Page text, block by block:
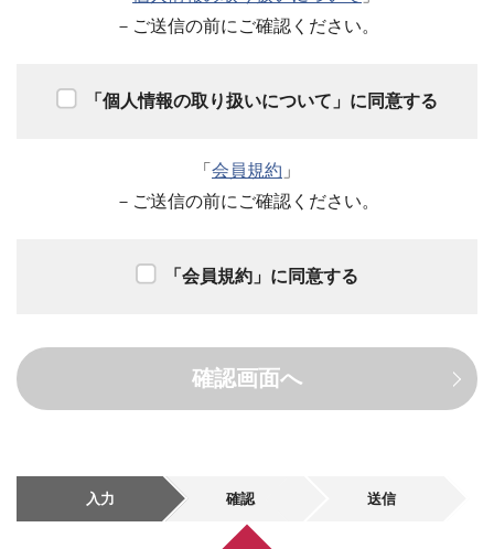
－ご送信の前にご確認ください。
「個人情報の取り扱いについて」に同意する
「 会員規約 」
－ご送信の前にご確認ください。
「会員規約」に同意する
確認画面へ
入力 確認 送信